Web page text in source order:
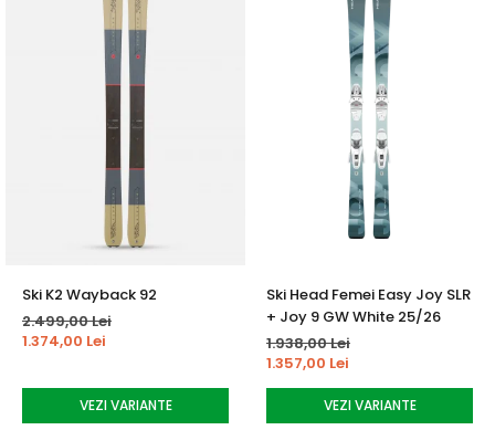
Ski K2 Wayback 92
2.499,00 Lei
1.374,00 Lei
VEZI VARIANTE
Ski Head Femei Easy Joy SLR
+ Joy 9 GW White 25/26
1.938,00 Lei
1.357,00 Lei
VEZI VARIANTE